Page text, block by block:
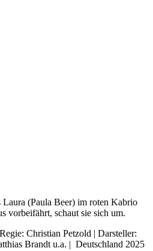
Laura (Paula Beer) im roten Kabrio
vorbeifährt, schaut sie sich um.
Christian Petzold | Darsteller:
Brandt u.a. | Deutschland 2025